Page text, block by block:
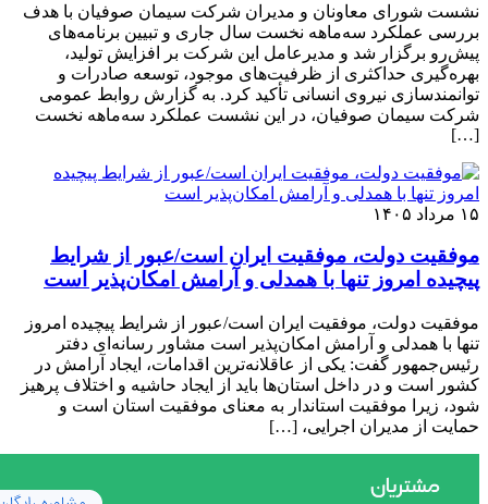
نشست شورای معاونان و مدیران شرکت سیمان صوفیان با هدف
بررسی عملکرد سه‌ماهه نخست سال جاری و تبیین برنامه‌های
پیش‌رو برگزار شد و مدیرعامل این شرکت بر افزایش تولید،
بهره‌گیری حداکثری از ظرفیت‌های موجود، توسعه صادرات و
توانمندسازی نیروی انسانی تأکید کرد. به گزارش روابط عمومی
شرکت سیمان صوفیان، در این نشست عملکرد سه‌ماهه نخست
[…]
۱۵ مرداد ۱۴۰۵
موفقیت دولت، موفقیت ایران است/عبور از شرایط
پیچیده امروز تنها با همدلی و آرامش امکان‌پذیر است
موفقیت دولت، موفقیت ایران است/عبور از شرایط پیچیده امروز
تنها با همدلی و آرامش امکان‌پذیر است مشاور رسانه‌ای دفتر
رئیس‌جمهور گفت: یکی از عاقلانه‌ترین اقدامات، ایجاد آرامش در
کشور است و در داخل استان‌ها باید از ایجاد حاشیه و اختلاف پرهیز
شود، زیرا موفقیت استاندار به معنای موفقیت استان است و
حمایت از مدیران اجرایی، […]